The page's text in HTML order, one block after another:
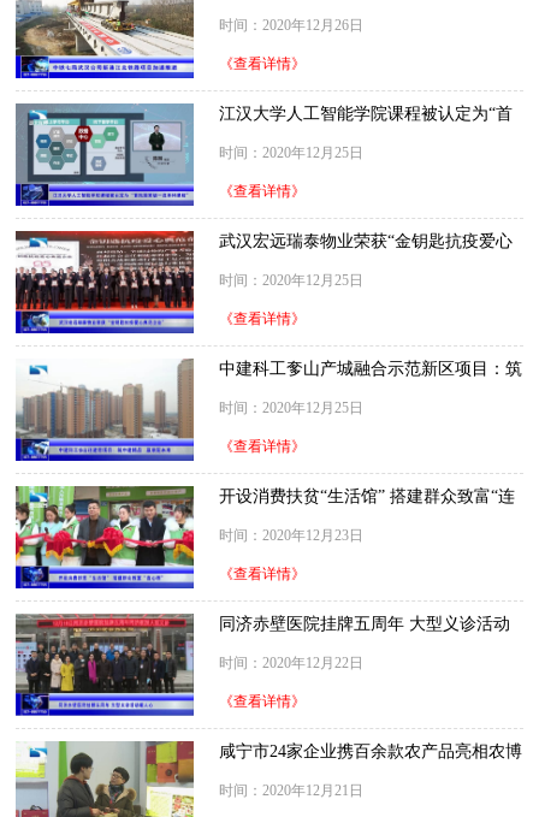
时间：2020年12月26日
《查看详情》
江汉大学人工智能学院课程被认定为“首
时间：2020年12月25日
《查看详情》
武汉宏远瑞泰物业荣获“金钥匙抗疫爱心
时间：2020年12月25日
《查看详情》
中建科工奓山产城融合示范新区项目：筑
时间：2020年12月25日
《查看详情》
开设消费扶贫“生活馆” 搭建群众致富“连
时间：2020年12月23日
《查看详情》
同济赤壁医院挂牌五周年 大型义诊活动
时间：2020年12月22日
《查看详情》
咸宁市24家企业携百余款农产品亮相农博
时间：2020年12月21日